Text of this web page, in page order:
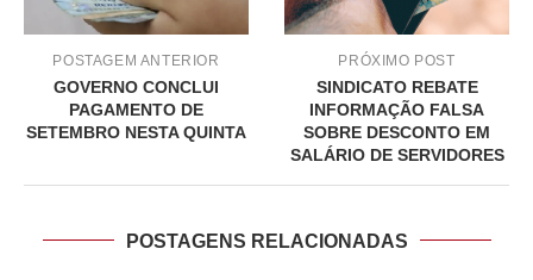
POSTAGEM ANTERIOR
GOVERNO CONCLUI
PAGAMENTO DE
SETEMBRO NESTA QUINTA
PRÓXIMO POST
SINDICATO REBATE
INFORMAÇÃO FALSA
SOBRE DESCONTO EM
SALÁRIO DE SERVIDORES
POSTAGENS RELACIONADAS